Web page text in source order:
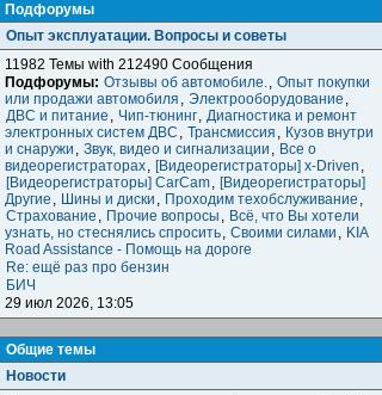
Подфорумы
Опыт эксплуатации. Вопросы и советы
11982 Темы with 212490 Сообщения
Подфорумы: Отзывы об автомобиле., Опыт покупки
или продажи автомобиля , Электрооборудование ,
ДВС и питание , Чип-тюнинг, Диагностика и ремонт
электронных систем ДВС , Трансмиссия , Кузов внутри
и снаружи , Звук, видео и сигнализации , Все о
видеорегистраторах, [Видеорегистраторы] x-Driven ,
[Видеорегистраторы] CarCam, [Видеорегистраторы]
Другие , Шины и диски , Проходим техобслуживание ,
Страхование , Прочие вопросы , Всё, что Вы хотели
узнать, но стеснялись спросить, Своими силами , KIA
Road Assistance - Помощь на дороге
Re: ещё раз про бензин
БИЧ
29 июл 2026, 13:05
Общие темы
Новости